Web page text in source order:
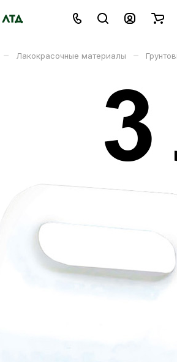
– Лакокрасочные материалы –